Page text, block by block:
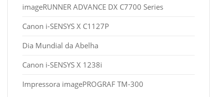
imageRUNNER ADVANCE DX C7700 Series
Canon i-SENSYS X C1127P
Dia Mundial da Abelha
Canon i-SENSYS X 1238i
Impressora imagePROGRAF TM-300